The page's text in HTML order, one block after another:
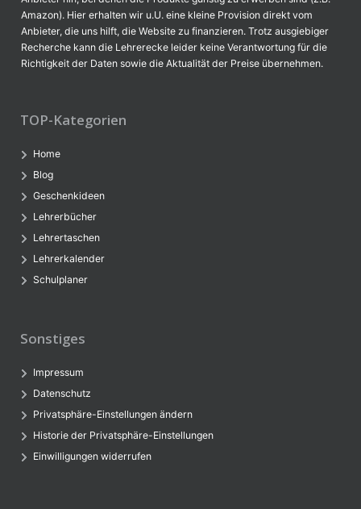
Amazon). Hier erhalten wir u.U. eine kleine Provision direkt vom
Anbieter, die uns hilft, die Website zu finanzieren. Trotz ausgiebiger
Recherche kann die Lehrerecke leider keine Verantwortung für die
Richtigkeit der Daten sowie die Aktualität der Preise übernehmen.
TOP-Kategorien
Home
Blog
Geschenkideen
Lehrerbücher
Lehrertaschen
Lehrerkalender
Schulplaner
Sonstiges
Impressum
Datenschutz
Privatsphäre-Einstellungen ändern
Historie der Privatsphäre-Einstellungen
Einwilligungen widerrufen